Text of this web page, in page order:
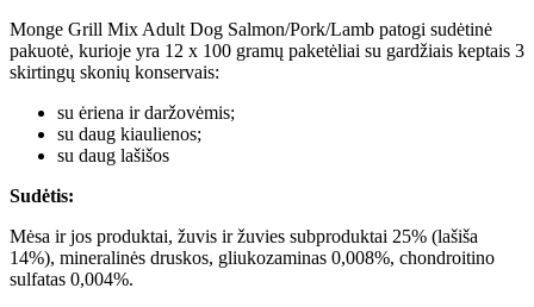
Monge Grill Mix Adult Dog Salmon/Pork/Lamb patogi sudėtinė
pakuotė, kurioje yra 12 x 100 gramų paketėliai su gardžiais keptais 3
skirtingų skonių konservais:
su ėriena ir daržovėmis;
su daug kiaulienos;
su daug lašišos
Sudėtis:
Mėsa ir jos produktai, žuvis ir žuvies subproduktai 25% (lašiša
14%), mineralinės druskos, gliukozaminas 0,008%, chondroitino
sulfatas 0,004%.